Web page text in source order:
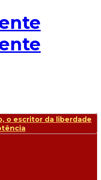
o escritor da liberdade